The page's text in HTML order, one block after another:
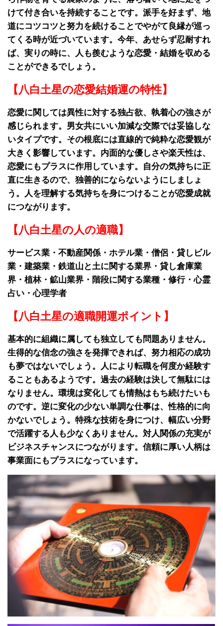
けて付き合いを持続することです。派手を好まず、地
道にコツコツと努力を続けることでやがて良縁が巡っ
てくる時が近づいています。今年、あせらず忍耐すれ
ば、実りの時に、人も羨むような恋愛・結婚を収める
ことができるでしょう。
【八白土星の恋愛結婚運の特性】
恋愛に関しては異性に対する独占欲、執着心の強さが
感じられます。男女共にいい加減な交際では妥協しな
いタイプです。その根底には直線的で純粋な恋愛観が
大きく影響しています。内面的な優しさや楽天性は、
恋愛にもプラスに作用しています。自分の気持ちに正
直に生きるので、独善的にならないようにしましょ
う。人を理解する気持ちを身につけることが恋愛成就
につながります。
【八白土星の人の適職】
サービス業・不動産関係・ホテル業・僧侶・貸しビル
業・建築業・鉄道山と土に関する業界・貸し倉庫業
界・植林・鉱山業界・階段に関する業種・修行・心霊
占い・心理学者
【八白土星の適職開運ポイント】
基本的に組織に属しても独立しても問題ありません。
生得的な信念の強さを発揮できれば、努力相応の成功
も夢ではないでしょう。人により転職を何度か経験す
ることもあるようです。過去の経験は決して無駄には
なりません。環境は変化しても情熱はもち続けたいも
のです。逆に変化の少ない単調な仕事は、性格的に向
かないでしょう。特殊な技術を身につけ、幅広い分野
で活躍する人も少なくありません。対人関係の充実が
ビジネスチャンスにつながります。信頼に厚い人柄は
事業面にもプラスになっています。